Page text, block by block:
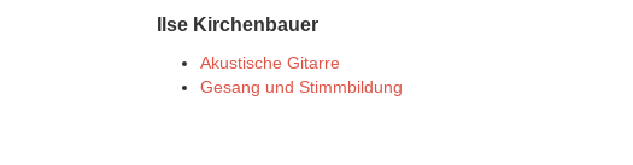
Ilse Kirchenbauer
Akustische Gitarre
Gesang und Stimmbildung